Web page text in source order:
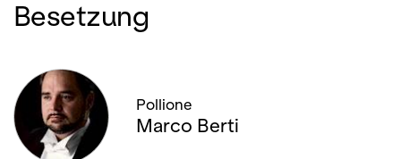
Besetzung
Pollione
Marco Berti